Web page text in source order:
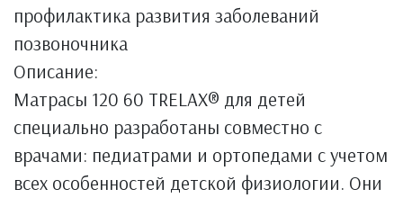
профилактика развития заболеваний
позвоночника
Описание:
Матрасы 120 60 TRELAX® для детей
специально разработаны совместно с
врачами: педиатрами и ортопедами с учетом
всех особенностей детской физиологии. Они